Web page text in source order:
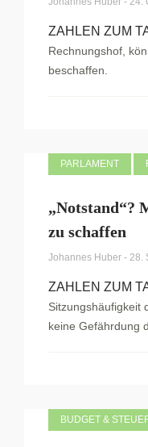
ZAHLEN ZUM
Rechnungshof,
beschaffen.
PARLAMENT
„Notstand“?
zu schaffen
Johannes Huber - 28.
ZAHLEN ZUM
Sitzungshäufigkeit
keine Gefährdung
BUDGET &